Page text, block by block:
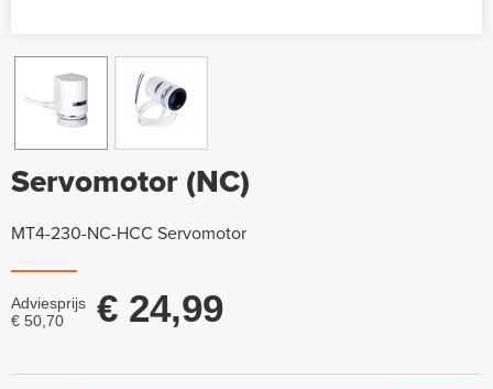
Servomotor (NC)
MT4-230-NC-HCC Servomotor
Adviesprijs
€ 50,70
€ 24,99